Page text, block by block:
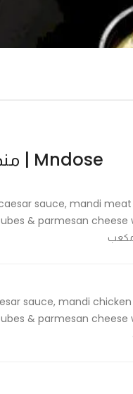
Mndose | مندوز
sauce, mandi
sauce, mandi